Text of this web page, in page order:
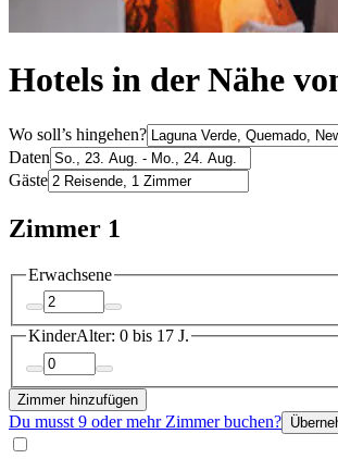
Hotels in der Nähe
Wo soll’s hingehen?
Daten
Gäste
Zimmer 1
Erwachsene
KinderAlter: 0 bis 17 J.
Zimmer hinzufügen
Du musst 9 oder mehr Zimmer buchen?